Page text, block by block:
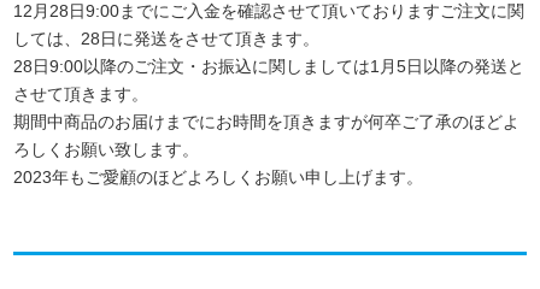
12月28日9:00までにご入金を確認させて頂いておりますご注文に関
しては、28日に発送をさせて頂きます。
28日9:00以降のご注文・お振込に関しましては1月5日 以降の発送と
させて頂きます。
期間中商品のお届けまでにお時間を頂きますが何卒ご了承のほどよ
ろしくお願い致します。
2023年もご愛顧のほどよろしくお願い申し上げます。